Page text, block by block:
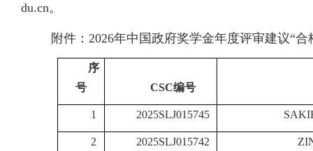
du.cn。
附件： 2026年中国政府奖学金年度评审建议“合
序
号
CSC编号
1 2025SLJ015745
2 2025SLJ015742